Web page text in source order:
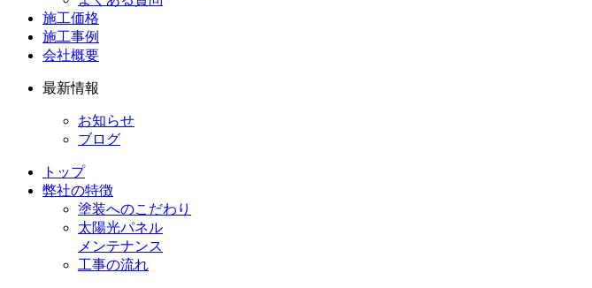
施工価格
施工事例
会社概要
最新情報
お知らせ
ブログ
トップ
弊社の特徴
塗装へのこだわり
太陽光パネル
メンテナンス
工事の流れ